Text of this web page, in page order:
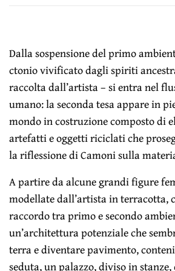
Dalla sospensione del primo
ctonio vivificato dagli spiriti
raccolta dall’artista – si entra nel
umano: la seconda tesa appare in
mondo in costruzione composto di
artefatti e oggetti riciclati che
la riflessione di Camoni sulla
A partire da alcune grandi figure
modellate dall’artista in terracotta,
raccordo tra primo e secondo
un’architettura potenziale che
terra e diventare pavimento,
seduta, un palazzo, diviso in